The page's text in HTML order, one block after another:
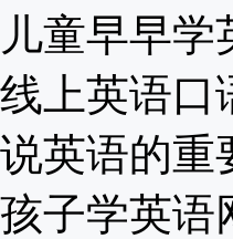
儿童早早
线上英语口
说英语的重
孩子学英语